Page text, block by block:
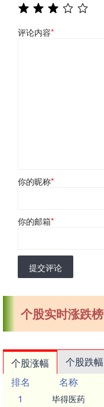
评论内容*
你的昵称*
你的邮箱*
提交评论
个股实时涨跌榜
个股涨幅 个股跌幅
排名
名称
1
毕得医药